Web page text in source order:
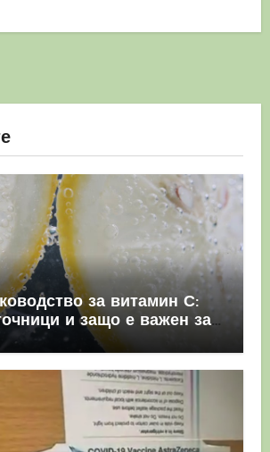
за витамин С:
и защо е важен за